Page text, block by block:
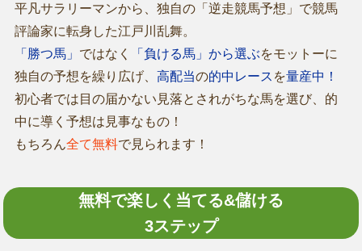
平凡サラリーマンから、独自の「逆走競馬予想」で競馬
評論家に転身した江戸川乱舞。
「勝つ馬」 ではなく 「負ける馬」から選ぶをモットーに
独自の予想を繰り広げ、 高配当の的中レース を量産中！
初心者では目の届かない見落とされがちな馬を選び、的
中に導く予想は見事なもの！
もちろん全て無料で見られます！
無料で楽しく当てる&儲ける
3ステップ